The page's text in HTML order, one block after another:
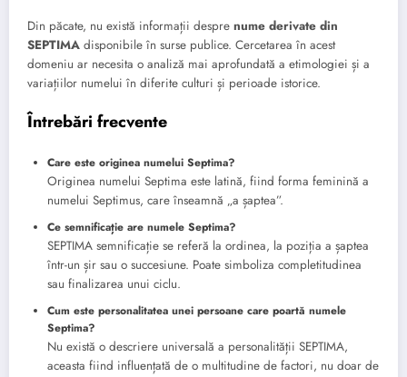
Din păcate, nu există informații despre nume derivate din
SEPTIMA disponibile în surse publice. Cercetarea în acest
domeniu ar necesita o analiză mai aprofundată a etimologiei și a
variațiilor numelui în diferite culturi și perioade istorice.
Întrebări frecvente
Care este originea numelui Septima?
Originea numelui Septima este latină, fiind forma feminină a
numelui Septimus, care înseamnă „a șaptea”.
Ce semnificație are numele Septima?
SEPTIMA semnificație se referă la ordinea, la poziția a șaptea
într-un șir sau o succesiune. Poate simboliza completitudinea
sau finalizarea unui ciclu.
Cum este personalitatea unei persoane care poartă numele
Septima?
Nu există o descriere universală a personalității SEPTIMA,
aceasta fiind influențată de o multitudine de factori, nu doar de